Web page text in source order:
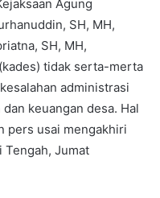
Agung
SH, MH,
SH, MH,
tidak serta-merta
administrasi
keuangan desa. Hal
pers usai mengakhiri
Tengah, Jumat